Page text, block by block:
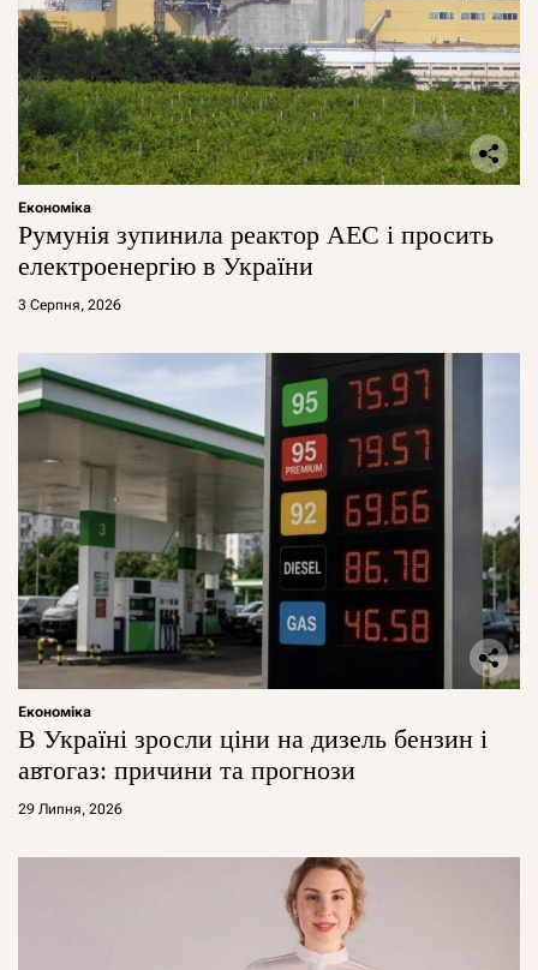
Економіка
Румунія зупинила реактор АЕС і просить
електроенергію в України
3 Серпня, 2026
Економіка
В Україні зросли ціни на дизель бензин і
автогаз: причини та прогнози
29 Липня, 2026